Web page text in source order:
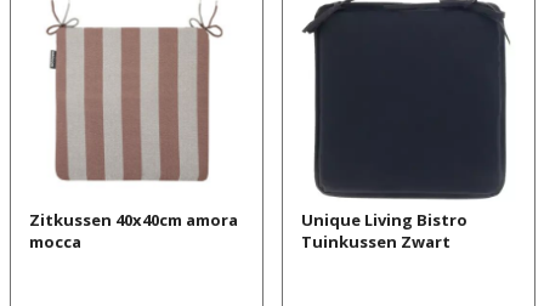
Zitkussen 40x40cm amora
mocca
Unique Living Bistro
Tuinkussen Zwart